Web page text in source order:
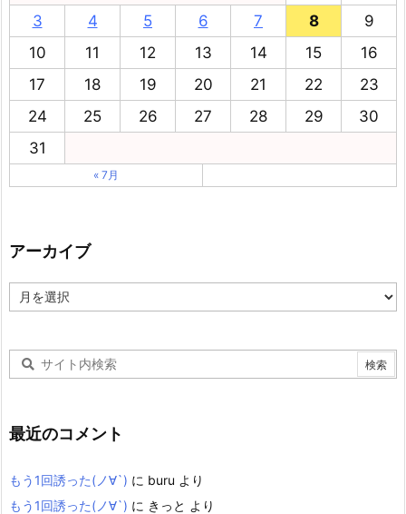
3
4 5 6 7 8
9
10
11 12 13 14 15
16
17
18 19 20 21 22
23
24
25 26 27 28 29
30
31
« 7月
アーカイブ
ー
最近のコメント
もう1回誘った(ノ∀`) に buru より
もう1回誘った(ノ∀`) に きっと より